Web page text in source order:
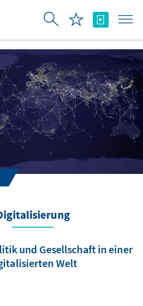
und Gesellschaft in einer
Welt